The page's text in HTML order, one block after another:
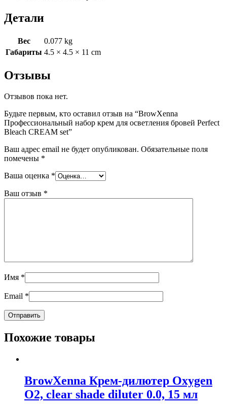
Детали
Вес
0.077 kg
Габариты 4.5 × 4.5 × 11 cm
Отзывы
Отзывов пока нет.
Будьте первым, кто оставил отзыв на “BrowXenna
Профессиональный набор крем для осветления бровей Perfect
Bleach CREAM set”
Ваш адрес email не будет опубликован. Обязательные поля
помечены *
Ваша оценка *
Ваш отзыв *
Имя *
Email *
Похожие товары
BrowXenna Крем-дилютер Oxygen
O2, clear shade diluter 0.0, 15 мл